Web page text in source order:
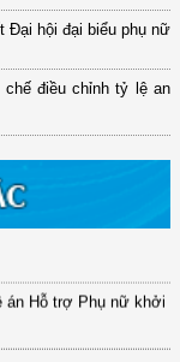
Đại hội đại biểu phụ nữ
điều chỉnh tỷ lệ an
học, công nghệ và
QĐ-TTg ngày
trình mục tiêu quốc gia
NQ/TW ngày
án Hỗ trợ Phụ nữ khởi